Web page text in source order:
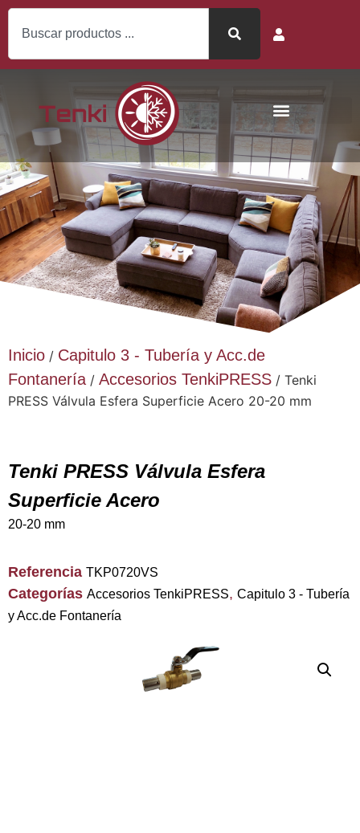
Inicio / Capitulo 3 - Tubería y Acc.de
Fontanería/ Accesorios TenkiPRESS / Tenki
PRESS Válvula Esfera Superficie Acero 20-20 mm
Tenki PRESS Válvula Esfera
Superficie Acero
20-20 mm
Referencia TKP0720VS
Categorías Accesorios TenkiPRESS, Capitulo 3 - Tubería
y Acc.de Fontanería